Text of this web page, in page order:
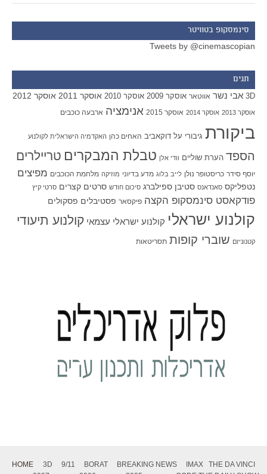
סינמסקופ בטוויטר
Tweets by @cinemascopian
תגים
3D אבי נשר אווטאר אוסקר 2009 אוסקר 2010 אוסקר 2011 אוסקר 2012
אוסקר 2013 אוסקר 2014 אוסקר 2015 אנימציה ארבעה כוכבים
ביקורת גיבורי על דוקאביב האחים כהן האקדמיה הישראלית לקולנוע
הספד הערת שוליים וודי אלן טבלת המבקרים טריילרים
יוסף סידר כריסטופר נולן לייב בלוג מדע בדיוני מוזיקה מלחמת הכוכבים מפיצים
נטפליקס סאנדאנס סטיבן ספילברג סיכום חודש סרטים קצרים סרטי קיץ
פודקאסט סינמסקופ הקצה פיקסאר פסטיבלים פסקולים
קולנוע ישראלי קולנוע ישראלי עצמאי קולנוע תיעודי
קטנוניזם שוברי קופות תסריטאות
HOME 3D 9/11 BORAT BREAKING NEWS IMAX
THE DA VINCI